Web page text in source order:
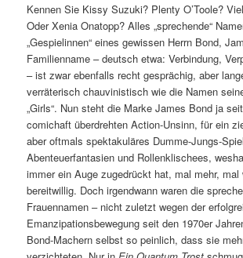
Kennen Sie Kissy Suzuki? Plenty O’Toole?
Oder Xenia Onatopp? Alles „sprechende“
„Gespielinnen“ eines gewissen Herrn Bond,
Familienname – deutsch etwa: Verbindung,
– ist zwar ebenfalls recht gesprächig, aber
verräterisch chauvinistisch wie die Namen
„Girls“. Nun steht die Marke James Bond ja
comichaft überdrehten Action-Unsinn, für ein
aber oftmals spektakuläres Dumme-Jungs-
Abenteuerfantasien und Rollenklischees,
immer ein Auge zugedrückt hat, mal mehr, mal
bereitwillig. Doch irgendwann waren die
Frauennamen – nicht zuletzt wegen der
Emanzipationsbewegung seit den 1970er
Bond-Machern selbst so peinlich, dass sie